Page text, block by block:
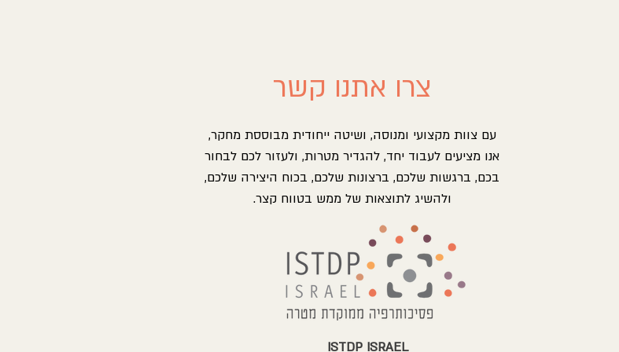
צרו אתנו קשר
עם צוות מקצועי ומנוסה, ושיטה ייחודית מבוססת מחקר,
אנו מציעים לעבוד יחד, להגדיר מטרות, ולעזור לכם לבחור
בכם, ברגשות שלכם, ברצונות שלכם, בכוח היצירה שלכם,
ולהשיג לתוצאות של ממש בטווח קצר.
ISTDP ISRAEL